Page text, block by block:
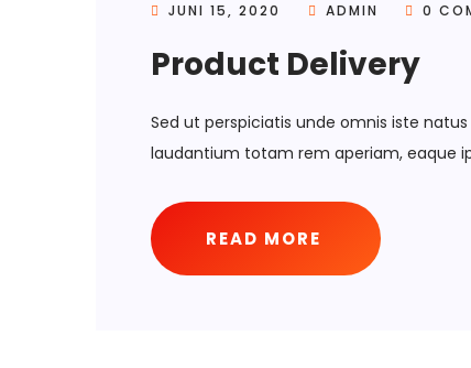
JUNI 15, 2020 ADMIN 0
Product Delivery
Sed ut perspiciatis unde omnis iste
laudantium totam rem aperiam, eaque
READ MORE